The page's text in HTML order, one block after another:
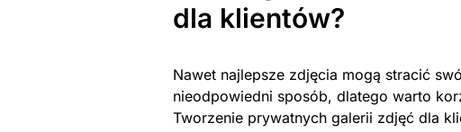
dla klientów?
Nawet najlepsze zdjęcia mogą stracić
nieodpowiedni sposób, dlatego warto
Tworzenie prywatnych galerii zdjęć dla